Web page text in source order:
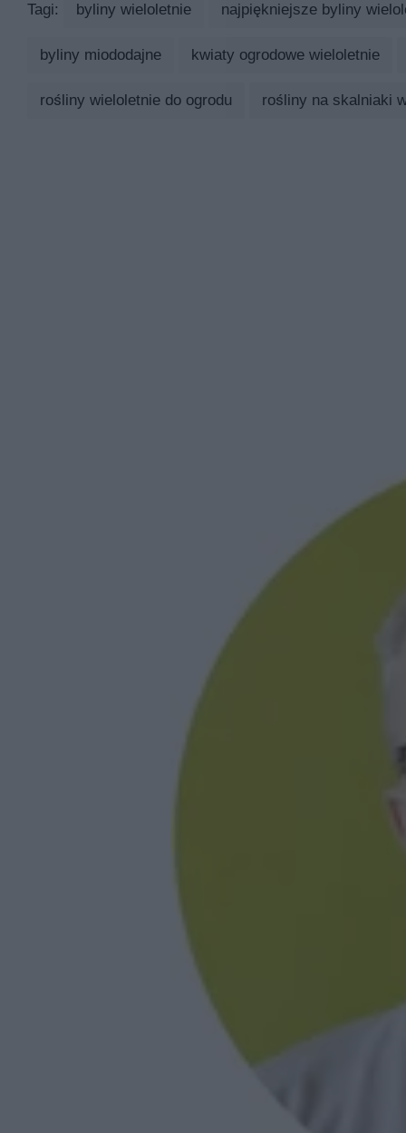
Tagi: byliny wieloletnie najpiękniejsze byliny
byliny miododajne kwiaty ogrodowe wieloletnie
rośliny wieloletnie do ogrodu rośliny na skalniaki